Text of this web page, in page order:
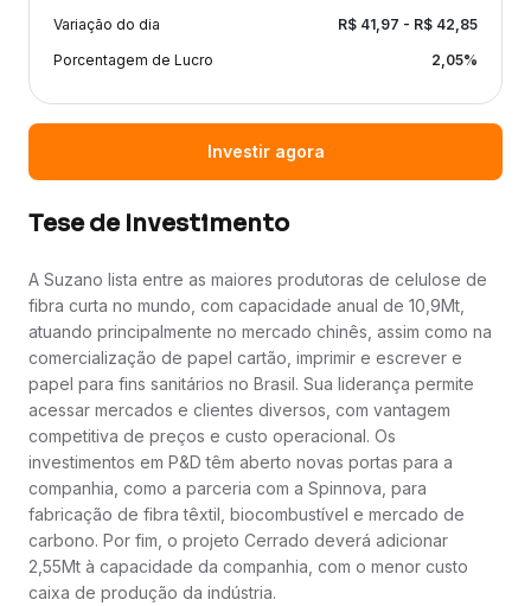
Variação do dia R$ 41,97 - R$ 42,85
Porcentagem de Lucro
2,05%
Investir agora
Tese de Investimento
A Suzano lista entre as maiores produtoras de celulose de
fibra curta no mundo, com capacidade anual de 10,9Mt,
atuando principalmente no mercado chinês, assim como na
comercialização de papel cartão, imprimir e escrever e
papel para fins sanitários no Brasil. Sua liderança permite
acessar mercados e clientes diversos, com vantagem
competitiva de preços e custo operacional. Os
investimentos em P&D têm aberto novas portas para a
companhia, como a parceria com a Spinnova, para
fabricação de fibra têxtil, biocombustível e mercado de
carbono. Por fim, o projeto Cerrado deverá adicionar
2,55Mt à capacidade da companhia, com o menor custo
caixa de produção da indústria.